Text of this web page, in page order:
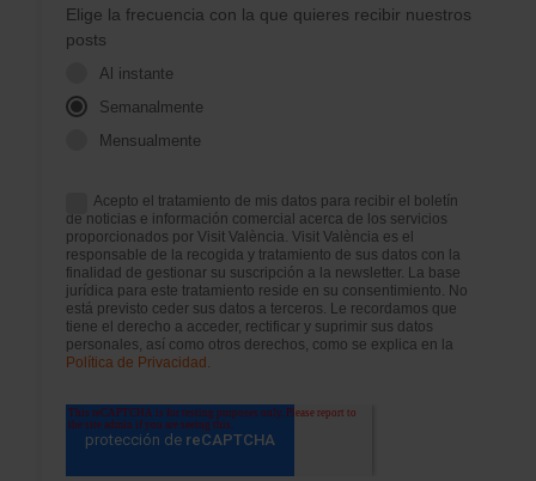
Elige la frecuencia con la que quieres recibir nuestros
posts
Al instante
Semanalmente
Mensualmente
Acepto el tratamiento de mis datos para recibir el boletín
de noticias e información comercial acerca de los servicios
proporcionados por Visit València. Visit València es el
responsable de la recogida y tratamiento de sus datos con la
finalidad de gestionar su suscripción a la newsletter. La base
jurídica para este tratamiento reside en su consentimiento. No
está previsto ceder sus datos a terceros. Le recordamos que
tiene el derecho a acceder, rectificar y suprimir sus datos
personales, así como otros derechos, como se explica en la
Política de Privacidad.